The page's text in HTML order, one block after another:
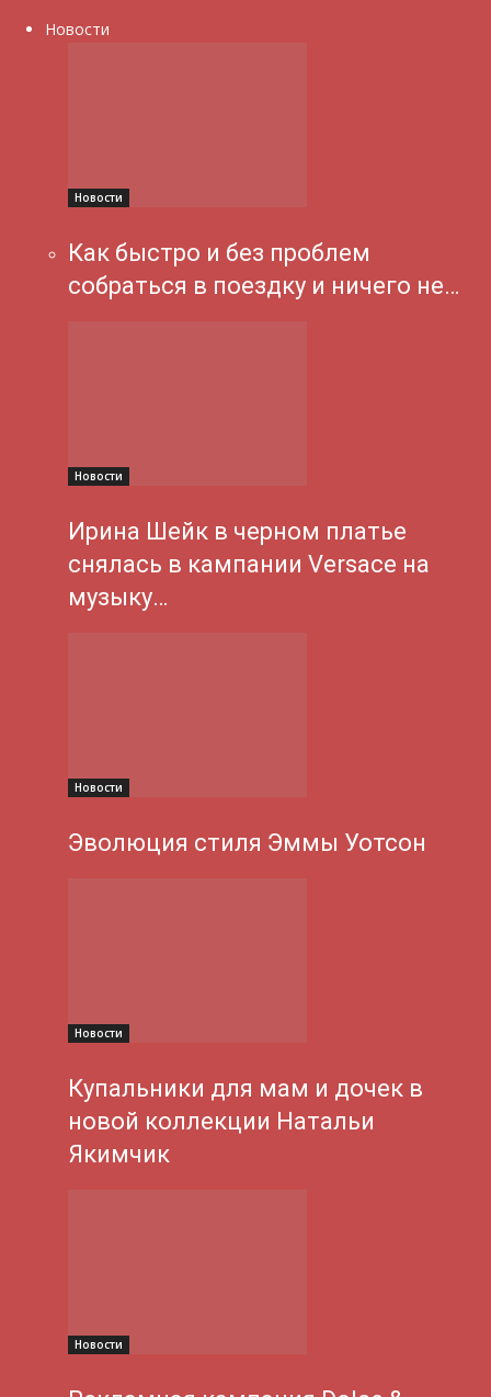
Новости
Новости
Как быстро и без проблем
собраться в поездку и ничего не…
Новости
Ирина Шейк в черном платье
снялась в кампании Versace на
музыку…
Новости
Эволюция стиля Эммы Уотсон
Новости
Купальники для мам и дочек в
новой коллекции Натальи
Якимчик
Новости